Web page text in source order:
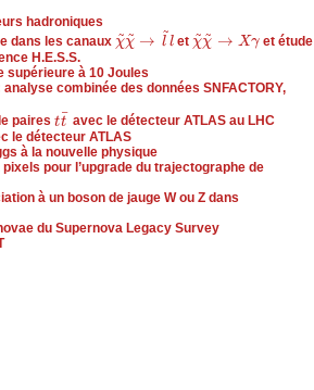
hadroniques
dans les canaux χ
~χ
~ → l
~
l
χ~χ ~→ ~ l et χ
~χ
~ → Xγ
χ~χ ~→ Xγ
et étude
H.E.S.S.
supérieure à 10 Joules
combinée des données SNFACTORY,
paires tt
¯
tt¯ avec le détecteur ATLAS au LHC
le détecteur ATLAS
à la nouvelle physique
pour l’upgrade du trajectographe de
à un boson de jauge W ou Z dans
du Supernova Legacy Survey